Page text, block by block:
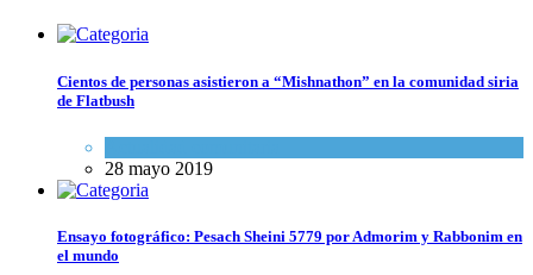
Cientos de personas asistieron a “Mishnathon” en la comunidad siria
de Flatbush
28 mayo 2019
Ensayo fotográfico: Pesach Sheini 5779 por Admorim y Rabbonim en
el mundo